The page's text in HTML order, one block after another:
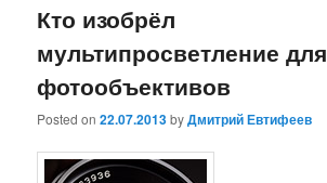
Кто изобрёл
мультипросветление для
фотообъективов
Posted on22.07.2013byДмитрий Евтифеев